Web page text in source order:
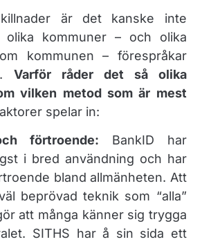
är det kanske inte
olika kommuner – och olika
kommunen – förespråkar
Varför råder det så olika
vilken metod som är mest
spelar in:
förtroende: BankID har
i bred användning och har
bland allmänheten. Att
beprövad teknik som “alla”
att många känner sig trygga
SITHS har å sin sida ett